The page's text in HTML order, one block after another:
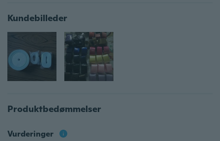
Kundebilleder
Produktbedømmelser
Vurderinger